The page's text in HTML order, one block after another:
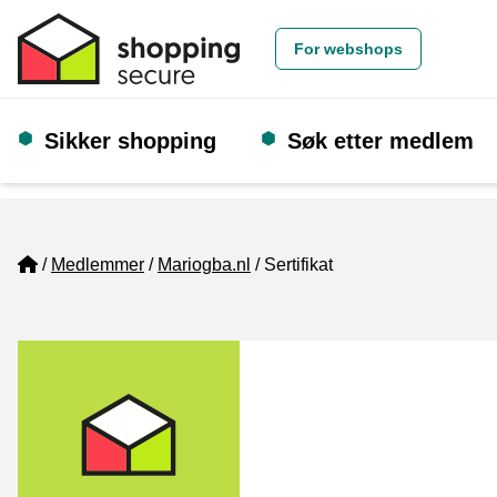
For webshops
Sikker shopping Søk etter medlem
Home
Medlemmer Mariogba.nl Sertifikat